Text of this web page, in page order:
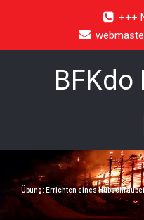
+++
Übung: Errichten eines